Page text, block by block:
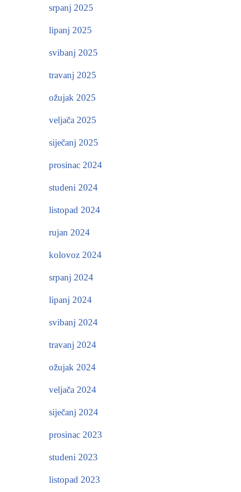
srpanj 2025
lipanj 2025
svibanj 2025
travanj 2025
ožujak 2025
veljača 2025
siječanj 2025
prosinac 2024
studeni 2024
listopad 2024
rujan 2024
kolovoz 2024
srpanj 2024
lipanj 2024
svibanj 2024
travanj 2024
ožujak 2024
veljača 2024
siječanj 2024
prosinac 2023
studeni 2023
listopad 2023